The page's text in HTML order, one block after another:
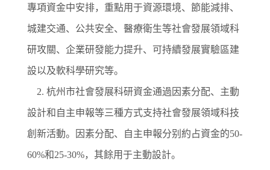
專項資金中安排，重點用于資源環境、節能減排、
城建交通、公共安全、醫療衛生等社會發展領域科
研攻關、企業研發能力提升、可持續發展實驗區建
設以及軟科學研究等。
2. 杭州市社會發展科研資金通過因素分配、主動
設計和自主申報等三種方式支持社會發展領域科技
創新活動。因素分配、自主申報分别約占資金的50-
60%和25-30%，其餘用于主動設計。